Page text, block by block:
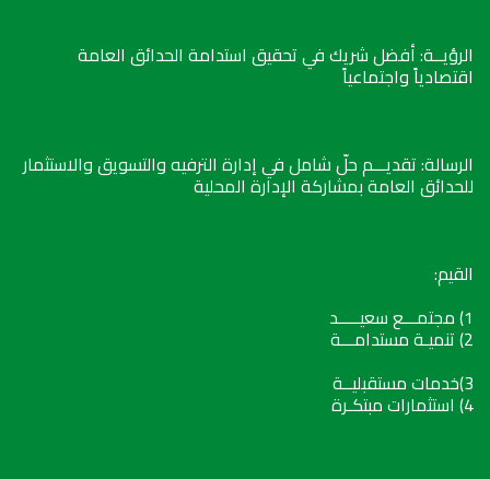
الرؤيــة: أفضل شريك في تحقيق استدامة الحدائق العامة
اقتصادياً واجتماعياً
الرسالة: تقديـــم حلّ شامل في إدارة الترفيه والتسويق والاستثمار
للحدائق العامة بمشاركة الإدارة المحلية
القيم:
1) مجتمـــع سعيـــــد
2) تنميـة مستدامـــة
3)خدمات مستقبليــة
4) استثمارات مبتكـرة